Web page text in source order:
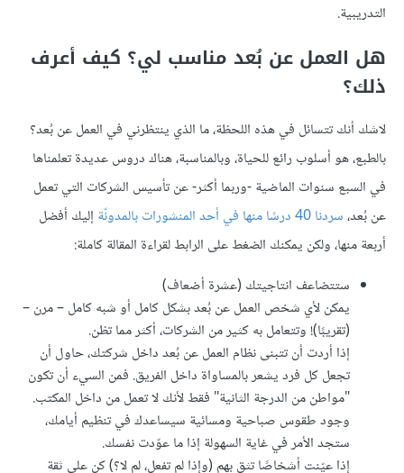
التدريبية.
هل العمل عن بُعد مناسب لي؟ كيف أعرف
ذلك؟
لاشك أنك تتسائل في هذه اللحظة، ما الذي ينتظرني في العمل عن بُعد؟
بالطبع، هو أسلوب رائع للحياة، وبالمناسبة، هناك دروس عديدة تعلمناها
في السبع سنوات الماضية -وربما أكثر- عن تأسيس الشركات التي تعمل
عن بُعد،سردنا 40 درسًا منها في أحد المنشورات بالمدونّة
إليك أفضل
أربعة منها، ولكن يمكنك الضغط على الرابط لقراءة المقالة كاملة:
ستتضاعف انتاجيتك (عشرة أضعاف)
يمكن لأي شخص العمل عن بُعد بشكل كامل أو شبه كامل – مرن –
(تقريبًا)! وتتعامل به كثير من الشركات، أكثر مما تظن.
إذا أردت أن تتبنى نظام العمل عن بُعد داخل شركتك، حاول أن
تجعل كل فرد يشعر بالمساواة داخل الفريق. فمن السيء أن تكون
"مواطن من الدرجة الثانية" فقط لأنك لا تعمل من داخل المكتب.
وجود طقوس صباحية ومسائية سيساعدك في تنظيم أيامك،
ستجد الأمر في غاية السهولة إذا ما عوّدت نفسك.
إذا عيّنت أشخاصًا تثق بهم (وإذا لم تفعل، لم لا؟) كن على ثقة